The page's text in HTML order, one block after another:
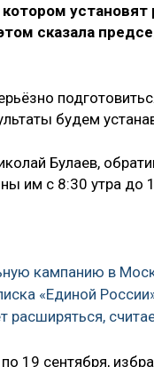
сказала
будем
Булаев,
им с 8:30 утра до
кампанию в
«Единой
расширяться,
19 сентября,